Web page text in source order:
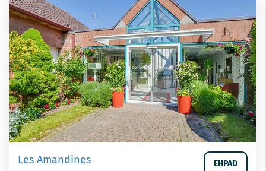
Les Amandines EHPAD